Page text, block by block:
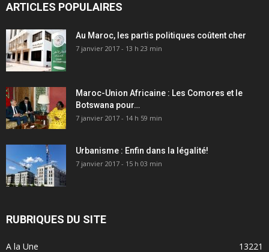
ARTICLES POPULAIRES
Au Maroc, les partis politiques coûtent cher
7 janvier 2017 - 13 h 23 min
Maroc-Union Africaine : Les Comores et le
Botswana pour…
7 janvier 2017 - 14 h 59 min
Urbanisme : Enfin dans la légalité!
7 janvier 2017 - 15 h 03 min
RUBRIQUES DU SITE
A la Une 13221